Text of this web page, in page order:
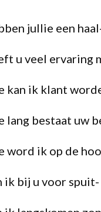
jullie een
u veel ervaring
kan ik klant
lang bestaat uw
word ik op de
ik bij u voor